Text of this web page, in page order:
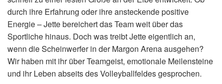
durch ihre Erfahrung oder ihre ansteckende positive
Energie – Jette bereichert das Team weit über das
Sportliche hinaus. Doch was treibt Jette eigentlich an,
wenn die Scheinwerfer in der Margon Arena ausgehen?
Wir haben mit ihr über Teamgeist, emotionale Meilensteine
und ihr Leben abseits des Volleyballfeldes gesprochen.